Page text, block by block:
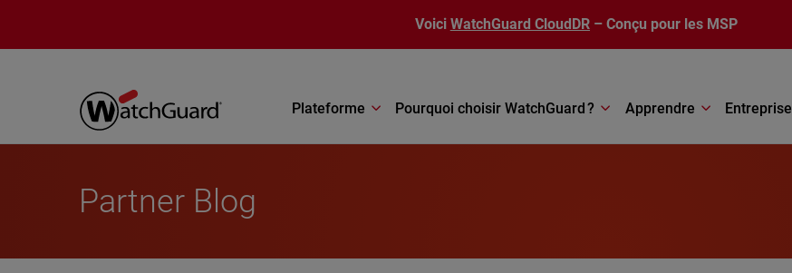
Voici WatchGuard CloudDR – Conçu pour les MSP
Plateforme Pourquoi choisir WatchGuard ? Apprendre Entreprise
Partner Blog